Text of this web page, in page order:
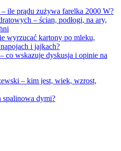
– ile prądu zużywa farelka 2000 W?
– ścian, podłogi, na ary,
wyrzucać kartony po mleku,
i jajkach?
co wskazuje dyskusja i opinie na
– kim jest, wiek, wzrost,
spalinowa dymi?